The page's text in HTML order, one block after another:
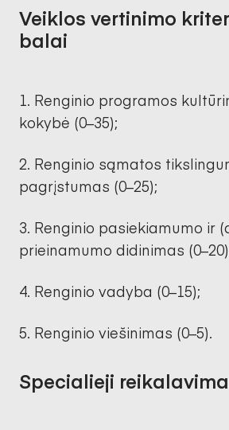
Veiklos vertinimo
balai
Renginio programos
kokybė (0–35);
Renginio sąmatos
pagrįstumas (0–25);
Renginio pasiekiamumo ir
prieinamumo didinimas
Renginio vadyba (0–15);
Renginio viešinimas (0–5).
Specialieji